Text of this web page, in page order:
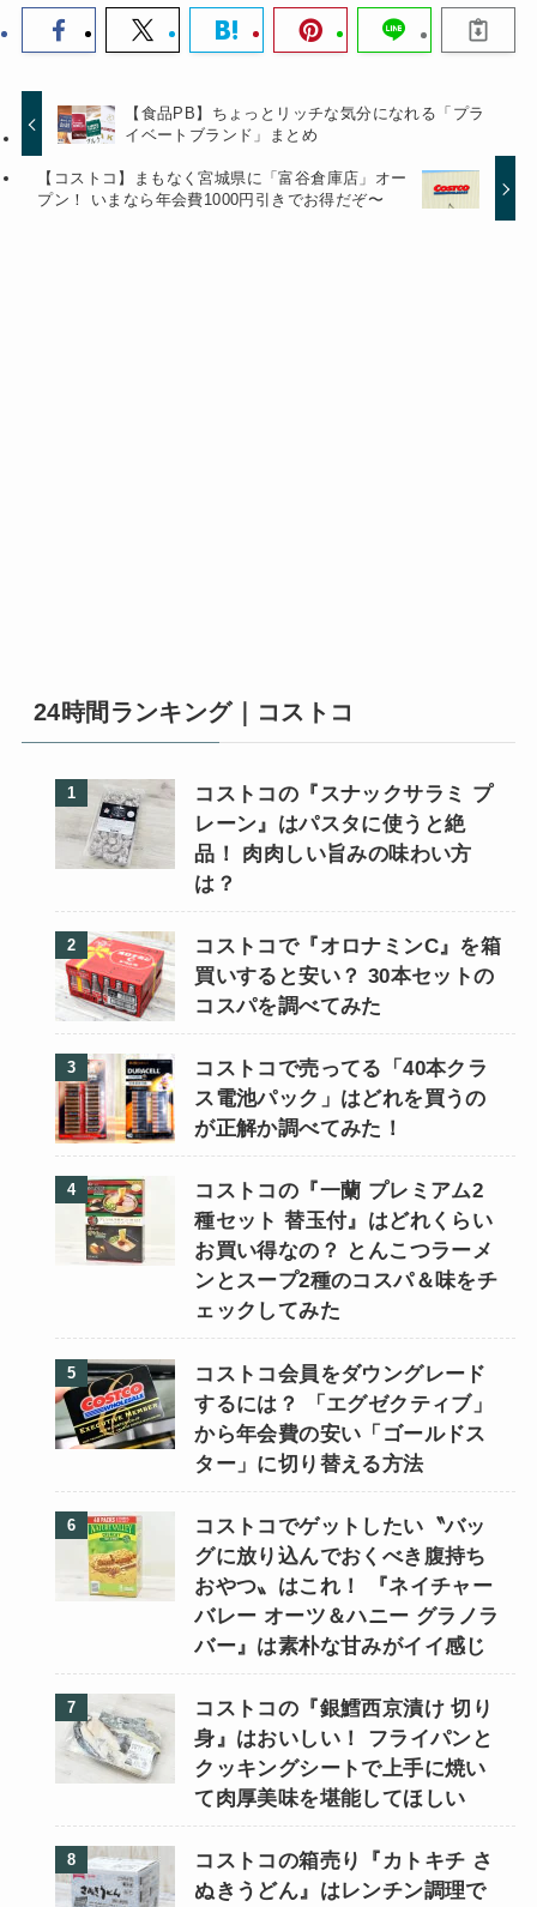
【食品PB】ちょっとリッチな気分になれる「プラ
イベートブランド」まとめ
【コストコ】まもなく宮城県に「富谷倉庫店」オー
プン！ いまなら年会費1000円引きでお得だぞ〜
24時間ランキング｜コストコ
コストコの『スナックサラミ プ
レーン』はパスタに使うと絶
品！ 肉肉しい旨みの味わい方
は？
コストコで『オロナミンC』を箱
買いすると安い？ 30本セットの
コスパを調べてみた
コストコで売ってる「40本クラ
ス電池パック」はどれを買うの
が正解か調べてみた！
コストコの『一蘭 プレミアム2
種セット 替玉付』はどれくらい
お買い得なの？ とんこつラーメ
ンとスープ2種のコスパ＆味をチ
ェックしてみた
コストコ会員をダウングレード
するには？ 「エグゼクティブ」
から年会費の安い「ゴールドス
ター」に切り替える方法
コストコでゲットしたい〝バッ
グに放り込んでおくべき腹持ち
おやつ〟はこれ！ 『ネイチャー
バレー オーツ＆ハニー グラノラ
バー』は素朴な甘みがイイ感じ
コストコの『銀鱈西京漬け 切り
身』はおいしい！ フライパンと
クッキングシートで上手に焼い
て肉厚美味を堪能してほしい
コストコの箱売り『カトキチ さ
ぬきうどん』はレンチン調理で